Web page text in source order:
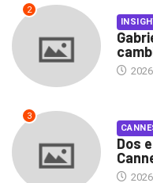
2
3
Dos